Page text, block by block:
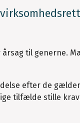
til generne.
efter de
tilfælde stille